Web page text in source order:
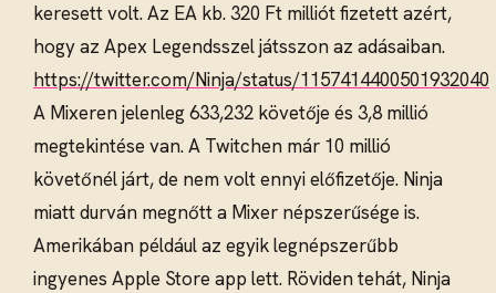
keresett volt. Az EA kb. 320 Ft milliót fizetett azért,
hogy az Apex Legendsszel játsszon az adásaiban.
https://twitter.com/Ninja/status/1157414400501932040
A Mixeren jelenleg 633,232 követője és 3,8 millió
megtekintése van. A Twitchen már 10 millió
követőnél járt, de nem volt ennyi előfizetője. Ninja
miatt durván megnőtt a Mixer népszerűsége is.
Amerikában például az egyik legnépszerűbb
ingyenes Apple Store app lett. Röviden tehát, Ninja